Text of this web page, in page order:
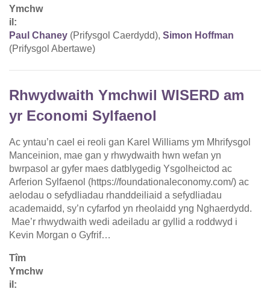
Ymchw
il:
Paul Chaney (Prifysgol Caerdydd), Simon Hoffman
(Prifysgol Abertawe)
Rhwydwaith Ymchwil WISERD am
yr Economi Sylfaenol
Ac yntau’n cael ei reoli gan Karel Williams ym Mhrifysgol
Manceinion, mae gan y rhwydwaith hwn wefan yn
bwrpasol ar gyfer maes datblygedig Ysgolheictod ac
Arferion Sylfaenol (https://foundationaleconomy.com/) ac
aelodau o sefydliadau rhanddeiliaid a sefydliadau
academaidd, sy’n cyfarfod yn rheolaidd yng Nghaerdydd.
Mae’r rhwydwaith wedi adeiladu ar gyllid a roddwyd i
Kevin Morgan o Gyfrif…
Tîm
Ymchw
il: